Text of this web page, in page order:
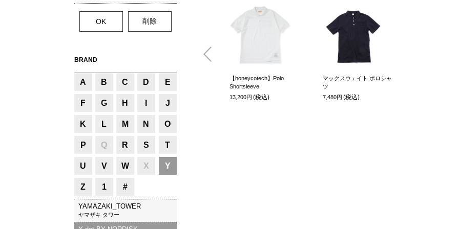
BRAND
A B C D E
F G H J
K L M N O
P Q R S T
U V W X Y
Z 1 #
YAMAZAKI_TOWER
ヤマザキ タワー
【honeycotech】Polo
Shortsleeve
13,200円 (税込)
マックスウェイト ポロシャ
ツ
7,480円 (税込)